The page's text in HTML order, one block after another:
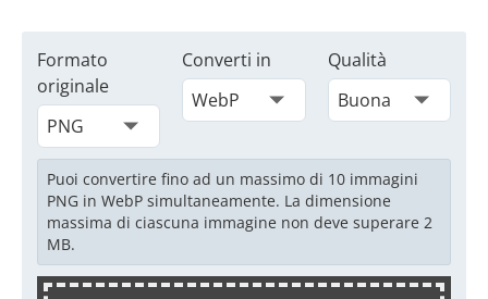
Formato
originale
Converti in Qualità
Puoi convertire fino ad un massimo di 10 immagini
PNG in WebP simultaneamente. La dimensione
massima di ciascuna immagine non deve superare 2
MB.